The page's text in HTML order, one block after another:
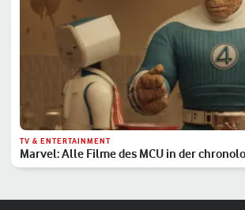
TV & ENTERTAINMENT
Marvel: Alle Filme des MCU in der
Reihenfolge